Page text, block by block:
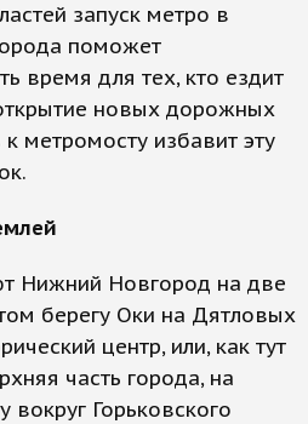
запуск метро в
поможет
время для тех, кто ездит
новых дорожных
метромосту избавит эту
Нижний Новгород на две
берегу Оки на Дятловых
центр, или, как тут
часть города, на
Горьковского